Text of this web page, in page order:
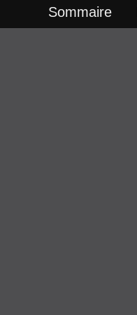
Sommaire